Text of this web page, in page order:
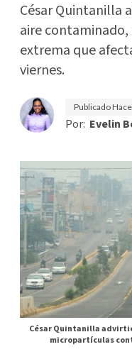
César Quintanilla
aire
extrema que
viernes.
Publicado
Por: Evelin
César Quintanilla
micropartículas